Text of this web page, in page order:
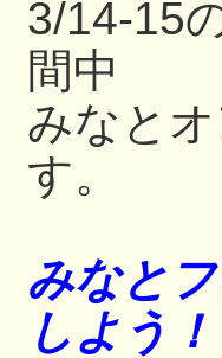
3/14-15
間中
みなと
す。
みなと
しよう！